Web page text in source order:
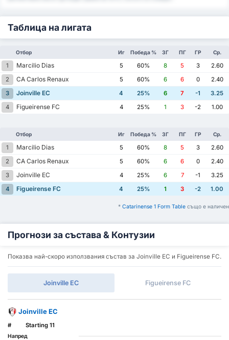
Таблица на лигата
Отбор Иг Победа % ЗГ ПГ ГР Ср.
1 Marcilio Dias 5 60% 8 5 3
2.60
2
CA Carlos Renaux 5 60% 6 6 0
2.40
3
Joinville EC 4 25% 6 7 -1
3.25
4
Figueirense FC 4 25% 1 3 -2 1.00
Отбор Иг Победа % ЗГ ПГ ГР Ср.
1 Marcilio Dias 5 60% 8 5 3
2.60
2
CA Carlos Renaux 5 60% 6 6 0
2.40
3
Joinville EC 4 25% 6 7 -1
3.25
4
Figueirense FC 4 25% 1 3 -2 1.00
* Catarinense 1 Form Table също е наличен
Прогнози за състава & Контузии
Показва най-скоро използвания състав за Joinville EC и Figueirense FC.
Joinville EC Figueirense FC
Joinville EC
# Starting 11
Напред